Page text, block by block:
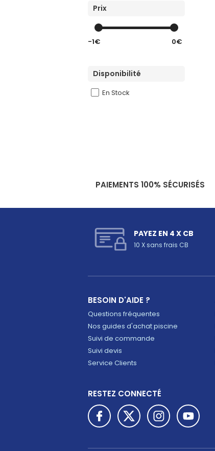
Prix
-1€ 0€
Disponibilité
En Stock
PAIEMENTS 100% SÉCURISÉS
PAYEZ EN 4 X CB
10 X sans frais CB
BESOIN D'AIDE ?
Questions fréquentes
Nos guides d'achat piscine
Suivi de commande
Suivi devis
Service Clients
RESTEZ CONNECTÉ